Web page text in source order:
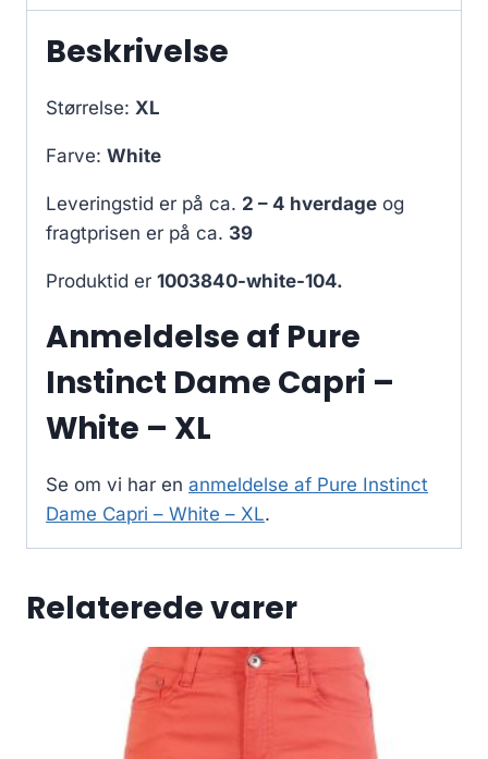
Beskrivelse
Størrelse: XL
Farve: White
Leveringstid er på ca. 2 – 4 hverdage og
fragtprisen er på ca. 39
Produktid er 1003840-white-104.
Anmeldelse af Pure
Instinct Dame Capri –
White – XL
Se om vi har en anmeldelse af Pure Instinct
Dame Capri – White – XL.
Relaterede varer